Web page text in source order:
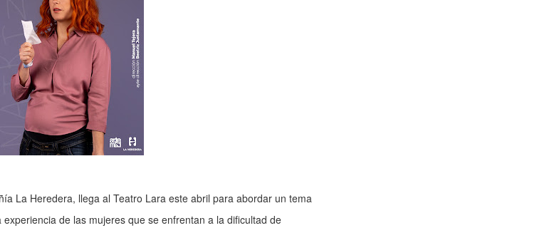
La Heredera, llega al Teatro Lara este abril para abordar un tema
de las mujeres que se enfrentan a la dificultad de